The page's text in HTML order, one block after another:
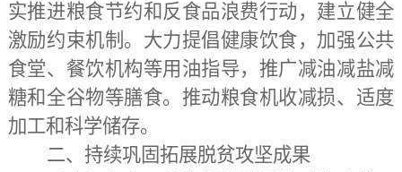
实推进粮食节约和反食品浪费行动，建立健全
激励约束机制。大力提倡健康饮食，加强公共
食堂、餐饮机构等用油指导，推广减油减盐减
糖和全谷物等膳食。推动粮食机收减损、适度
加工和科学储存。
二、持续巩固拓展脱贫攻坚成果